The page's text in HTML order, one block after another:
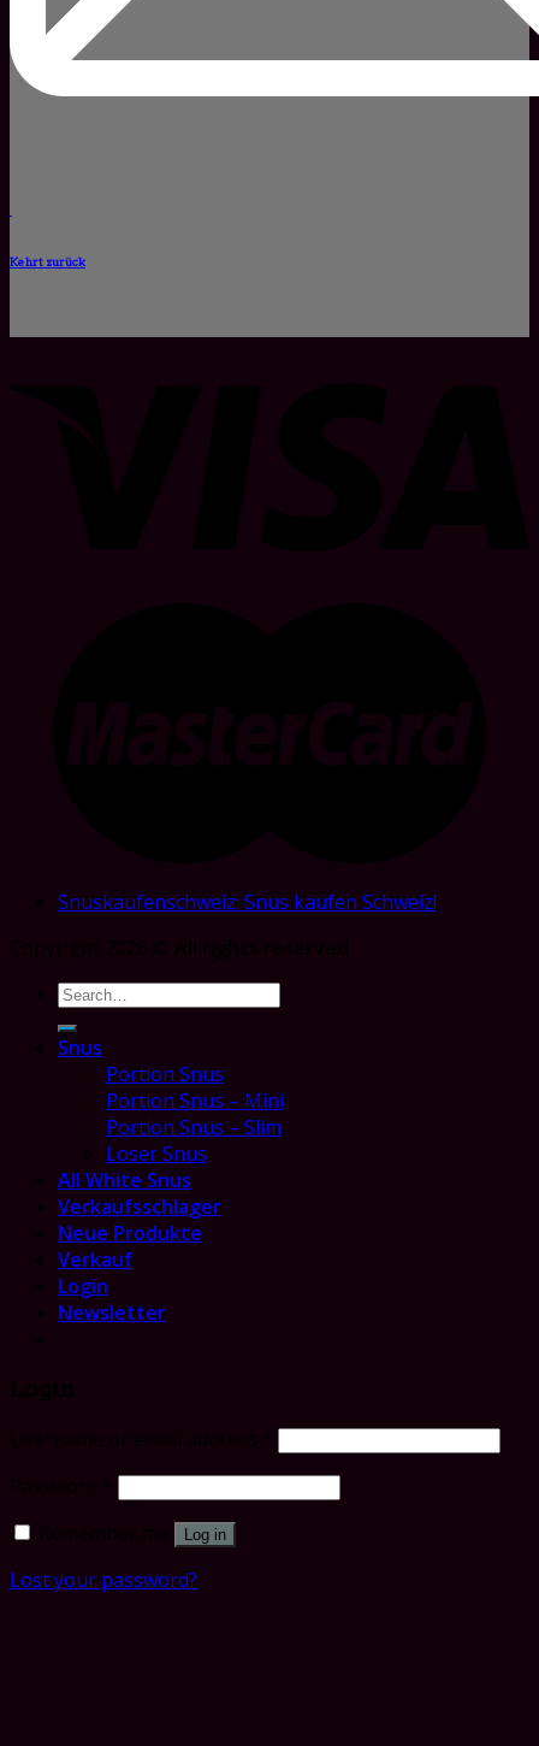
Kehrt zurück
Snuskaufenschweiz: Snus kaufen Schweiz!
Search
for:
Snus
Portion Snus
Portion Snus – Mini
Portion Snus – Slim
Loser Snus
All White Snus
Verkaufsschlager
Neue Produkte
Verkauf
Login
Newsletter
Log in
Lost your password?